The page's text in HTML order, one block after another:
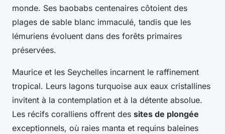
monde. Ses baobabs centenaires côtoient des
plages de sable blanc immaculé, tandis que les
lémuriens évoluent dans des forêts primaires
préservées.
Maurice et les Seychelles incarnent le raffinement
tropical. Leurs lagons turquoise aux eaux cristallines
invitent à la contemplation et à la détente absolue.
Les récifs coralliens offrent des sites de plongée
exceptionnels, où raies manta et requins baleines